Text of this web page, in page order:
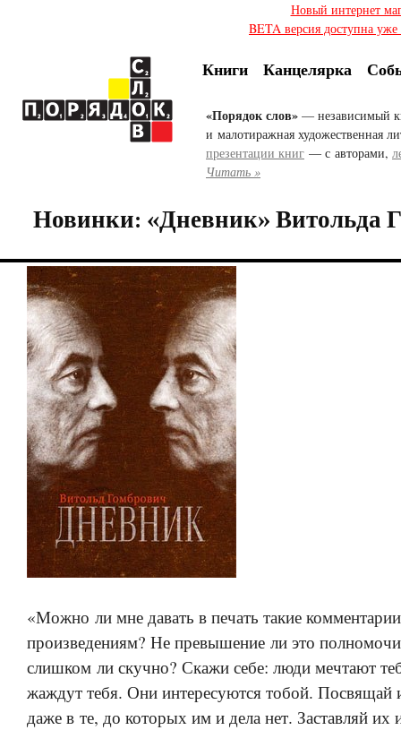
Новый интернет
BETA версия доступна
Книги Канцелярка
«Порядок слов» — независимый
и малотиражная художественная
презентации книг — с авторами,
Читать »
Новинки: «Дневник» Витольда
«Можно ли мне давать в печать такие
произведениям? Не превышение ли это
слишком ли скучно? Скажи себе: люди мечтают
жаждут тебя. Они интересуются тобой. Посвящай
даже в те, до которых им и дела нет. Заставляй их